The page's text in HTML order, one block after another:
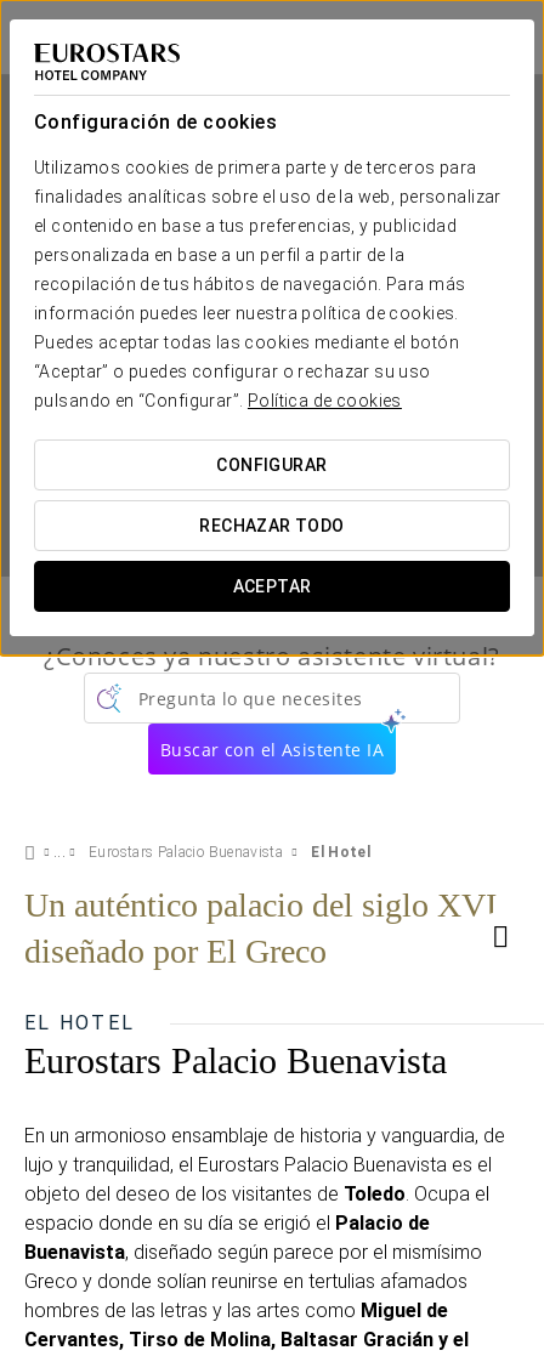
Configuración de cookies
Utilizamos cookies de primera parte y de terceros para
finalidades analíticas sobre el uso de la web, personalizar
el contenido en base a tus preferencias, y publicidad
personalizada en base a un perfil a partir de la
recopilación de tus hábitos de navegación. Para más
información puedes leer nuestra política de cookies.
Puedes aceptar todas las cookies mediante el botón
“Aceptar” o puedes configurar o rechazar su uso
pulsando en “Configurar”.
Política de cookies
CONFIGURAR
RECHAZAR TODO
ACEPTAR
Eurostars Palacio Buenavista
TOLEDO
Eurostars Palacio Buenavista
TOLEDO
¿CUÁNDO QUIERES IR?
¿Conoces ya nuestro asistente virtual?
Pregunta lo que necesites
Buscar con el Asistente IA
Eurostars Palacio Buenavista El Hotel
Un auténtico palacio del siglo XVI
diseñado por El Greco
EL HOTEL
Eurostars Palacio Buenavista
En un armonioso ensamblaje de historia y vanguardia, de
lujo y tranquilidad, el Eurostars Palacio Buenavista es el
objeto del deseo de los visitantes de Toledo. Ocupa el
espacio donde en su día se erigió el Palacio de
Buenavista, diseñado según parece por el mismísimo
Greco y donde solían reunirse en tertulias afamados
hombres de las letras y las artes como Miguel de
Cervantes, Tirso de Molina, Baltasar Gracián y el